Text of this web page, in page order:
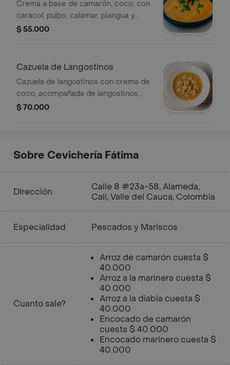
Crema a base de camarón, coco, con
caracol, pulpo, calamar, piangua y
camarón.
$ 55.000
Cazuela de Langostinos
Cazuela de langostinos con crema de
coco, acompañada de langostinos
visibles y decorada con hierbas
$ 70.000
Sobre Cevichería Fátima
Dirección
Calle 8 #23a-58, Alameda,
Cali, Valle del Cauca, Colombia
Especialidad Pescados y Mariscos
Cuanto sale?
Arroz de camarón cuesta $
40.000
Arroz a la marinera cuesta $
40.000
Arroz a la diabla cuesta $
40.000
Encocado de camarón
cuesta $ 40.000
Encocado marinero cuesta $
40.000